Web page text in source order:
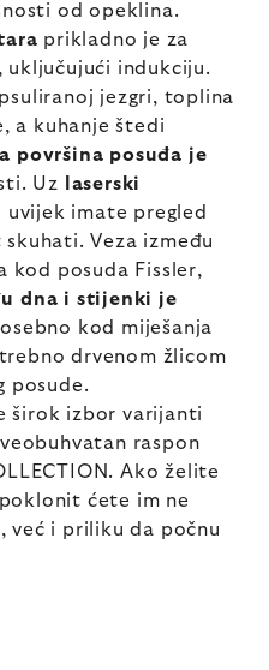
od opeklina.
prikladno je za
uključujući indukciju.
jezgri, toplina
a kuhanje štedi
površina posuđa je
Uz laserski
uvijek imate pregled
Veza između
kod posuda Fissler,
dna i stijenki je
kod miješanja
drvenom žlicom
posude.
širok izbor varijanti
raspon
Ako želite
ćete im ne
, već i priliku da počnu